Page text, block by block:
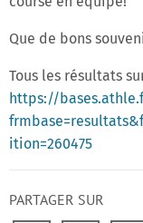
Que de bons
Tous les résultats
https://
ition=260475
PARTAGER SUR